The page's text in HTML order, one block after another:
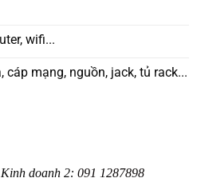
wifi...
cáp mạng, nguồn, jack, tủ rack...
Kinh doanh 2: 091 1287898